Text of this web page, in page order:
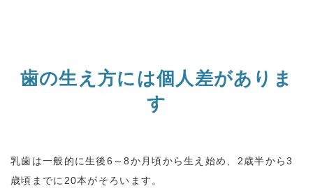
歯の生え方には個人差がありま
す
乳歯は一般的に生後6 ～8か月頃から生え始め、 2歳半から3
歳頃までに 20本がそろいます。